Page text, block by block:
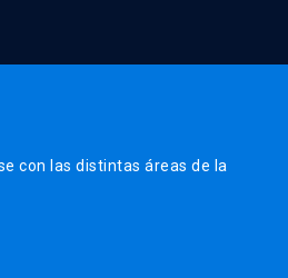
con las distintas áreas de la